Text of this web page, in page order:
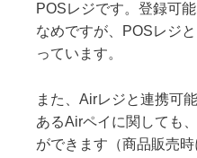
POSレジです。登録可
なめですが、POSレジ
っています。
また、Airレジと連携可
あるAirペイに関しても
ができます（商品販売